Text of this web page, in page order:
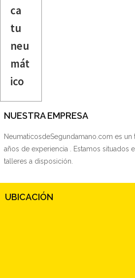
ca
tu
neu
mát
ico
NUESTRA EMPRESA
NeumaticosdeSegundamano.com es
años de experiencia . Estamos situados
talleres a disposición.
UBICACIÓN